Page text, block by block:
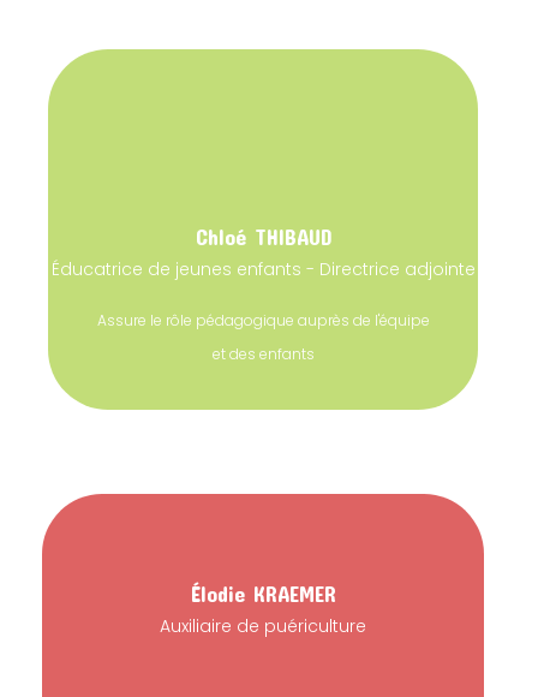
ChloéTHIBAUD
Éducatrice de jeunes enfants - Directrice adjointe
Assure le rôle pédagogique auprès de l'équipe
et des enfants
ÉlodieKRAEMER
Auxiliaire de puériculture